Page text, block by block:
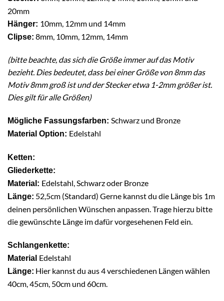
20mm
Hänger: 10mm, 12mm und 14mm
Clipse: 8mm, 10mm, 12mm, 14mm
(bitte beachte, das sich die Größe immer auf das Motiv
bezieht. Dies bedeutet, dass bei einer Größe von 8mm das
Motiv 8mm groß ist und der Stecker etwa 1-2mm größer ist.
Dies gilt für alle Größen)
Mögliche Fassungsfarben: Schwarz und Bronze
Material Option: Edelstahl
Ketten:
Gliederkette:
Material: Edelstahl, Schwarz oder Bronze
Länge: 52,5cm (Standard) Gerne kannst du die Länge bis 1m
deinen persönlichen Wünschen anpassen. Trage hierzu bitte
die gewünschte Länge im dafür vorgesehenen Feld ein.
Schlangenkette:
Material Edelstahl
Länge: Hier kannst du aus 4 verschiedenen Längen wählen
40cm, 45cm, 50cm und 60cm.